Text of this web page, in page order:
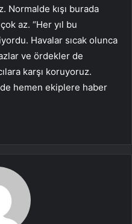
Normalde kışı burada
az. “Her yıl bu
Havalar sıcak olunca
ve ördekler de
karşı koruyoruz.
hemen ekiplere haber